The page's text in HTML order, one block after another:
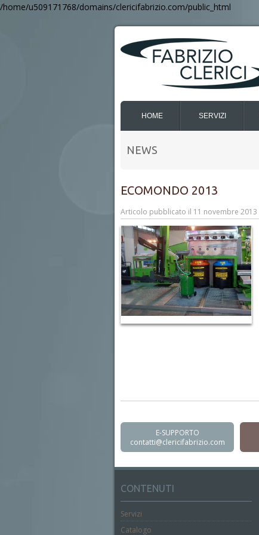
/home/u509171768/domains/clericifabrizio.com/public_html
HOME SERVIZI
NEWS
ECOMONDO 2013
Articolo pubblicato il 11 novembre 2013
E-SUPPORTO
contatti@clericifabrizio.com
CONTENUTI
Servizi
Catalogo